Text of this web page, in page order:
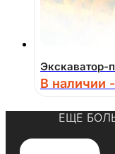
Экскаватор-
В наличии
ЕЩЕ